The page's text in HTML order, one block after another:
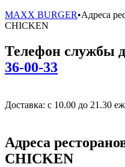
MAXX BURGER•Адреса
CHICKEN
Телефон службы
36-00-33
Доставка: с 10.00 до 21.30
Адреса
CHICKEN